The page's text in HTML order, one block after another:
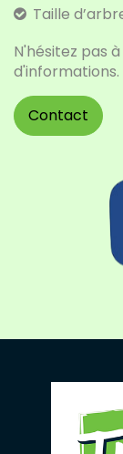
Taille
N'hésitez pas
d'informations.
Contact